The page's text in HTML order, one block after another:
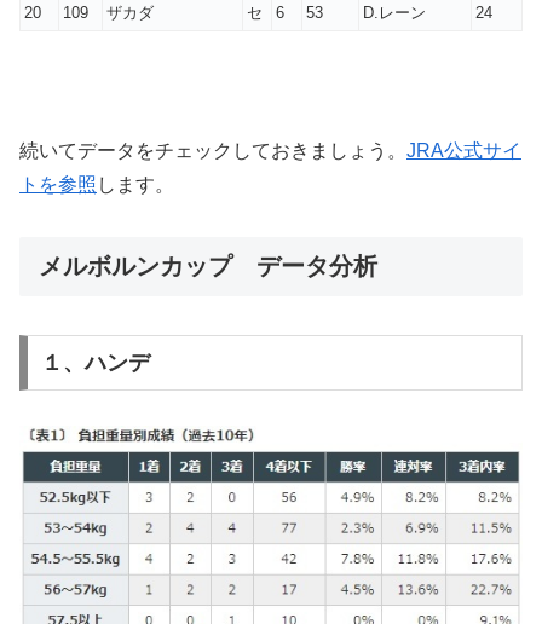
20 109 ザカダ セ 6 53 D.レーン 24
続いてデータをチェックしておきましょう。 JRA公式サイ
トを参照 します。
メルボルンカップ データ分析
１、ハンデ